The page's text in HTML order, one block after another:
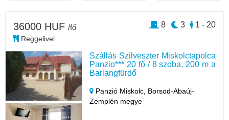
Szállás Szilveszter Miskolctapolca
Panzio*** 20 fő / 8 szoba, 200 m a
Barlangfürdő
Panzió Miskolc, Borsod-Abaúj-
Zemplén megye
36000 HUF /fő
Reggelivel
1 - 20
3
8